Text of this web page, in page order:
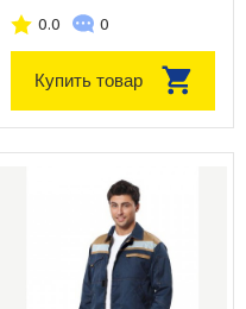
0.0 0
Купить товар